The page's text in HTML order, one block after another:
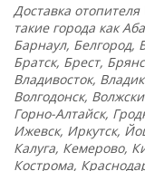
Доставка отопителя
такие города как
Барнаул, Белгород,
Братск, Брест,
Владивосток,
Волгодонск,
Горно-Алтайск,
Ижевск, Иркутск,
Калуга, Кемерово,
Кострома,